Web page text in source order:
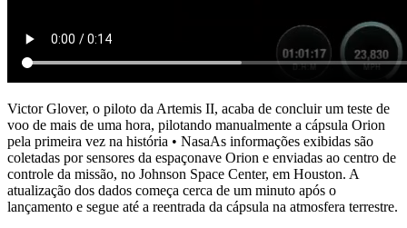
Victor Glover, o piloto da Artemis II, acaba de concluir um teste de
voo de mais de uma hora, pilotando manualmente a cápsula Orion
pela primeira vez na história • NasaAs informações exibidas são
coletadas por sensores da espaçonave Orion e enviadas ao centro de
controle da missão, no Johnson Space Center, em Houston. A
atualização dos dados começa cerca de um minuto após o
lançamento e segue até a reentrada da cápsula na atmosfera terrestre.